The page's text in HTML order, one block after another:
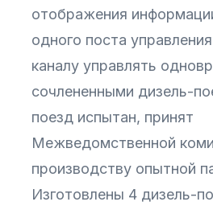
отображения
одного поста
каналу управлять
сочлененными дизель-
поезд испытан, принят
Межведомственной
производству опытной
Изготовлены 4 дизель-